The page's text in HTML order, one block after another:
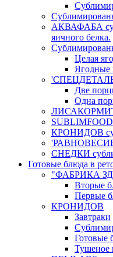
АКВАФАБА
яичного белка.
Целая
Ягодные
'СПЕЦДЕТАЛЬ'
Две
Одна
ЛИСАКОРМИТ
КРОНИДОВ
'РАВНОВЕСИЕ'
СНЕДКИ
Готовые блюда в
"ФАБРИКА
Вторые
Первые
КРОНИДОВ
Завтраки
Готовые
Тушеное